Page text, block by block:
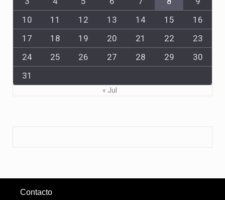
10
11 12 13 14 15
16
17
18 19 20 21 22
23
24
25 26 27 28 29
30
31
« Jul
Contacto